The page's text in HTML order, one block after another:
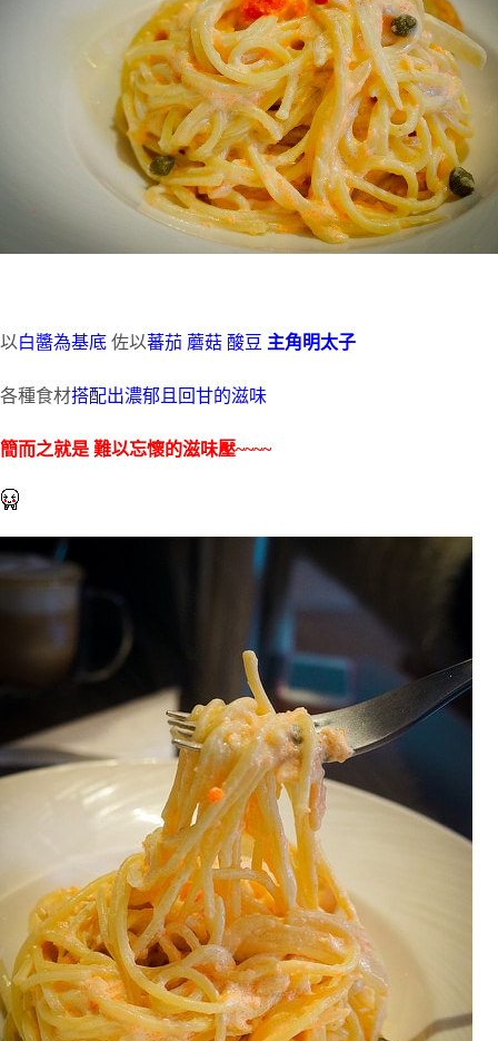
以白醬為基底 佐以蕃茄 蘑菇 酸豆 主角明太子
各種食材搭配出濃郁且回甘的滋味
簡而之就是 難以忘懷的滋味壓~~~~